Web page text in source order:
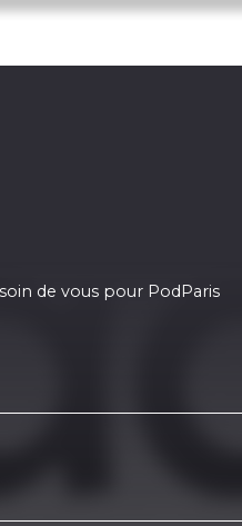
de vous pour PodParis